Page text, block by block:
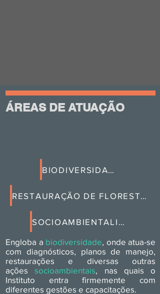
ÁREAS DE ATUAÇÃO
Engloba a biodiversidade, onde atua-se
com diagnósticos, planos de manejo,
restaurações e diversas outras
ações socioambientais, nas quais o
Instituto entra firmemente com
diferentes gestões e capacitações.